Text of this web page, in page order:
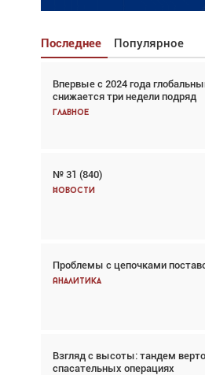
Последнее Популярное
Впервые с 2024 года
снижается три недели подряд
Главное
№ 31 (840)
Новости
Проблемы с цепочками
Аналитика
Взгляд с высоты: тандем
спасательных операциях
Взгляд с высоты: тандем
спасательных операциях
Главное
Авиационный фотограф Дэйв
говорит сама за себя... а ИИ всё
Впервые с 2024 года
снижается три недели подряд
Частный самолёт – это актив.
покупке соответствующим